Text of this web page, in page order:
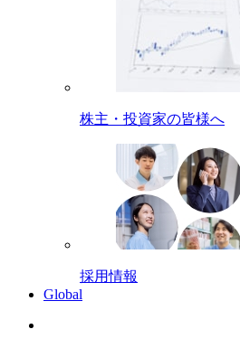
株主・投資家の皆様へ
採用情報
Global